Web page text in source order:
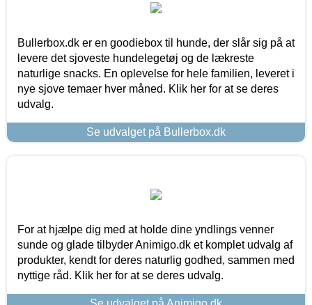
Bullerbox.dk er en goodiebox til hunde, der slår sig på at
levere det sjoveste hundelegetøj og de lækreste
naturlige snacks. En oplevelse for hele familien, leveret i
nye sjove temaer hver måned. Klik her for at se deres
udvalg.
Se udvalget på Bullerbox.dk
For at hjælpe dig med at holde dine yndlings venner
sunde og glade tilbyder Animigo.dk et komplet udvalg af
produkter, kendt for deres naturlig godhed, sammen med
nyttige råd. Klik her for at se deres udvalg.